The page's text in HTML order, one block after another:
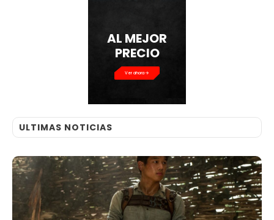
AL MEJOR
PRECIO
Ver ahora
ULTIMAS NOTICIAS